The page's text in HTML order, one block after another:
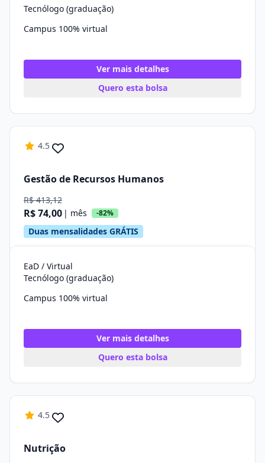
Tecnólogo (graduação)
Campus 100% virtual
Ver mais detalhes
Quero esta bolsa
4.5
Gestão de Recursos Humanos
R$ 413,12
R$ 74,00 | mês -82%
Duas mensalidades GRÁTIS
EaD / Virtual
Tecnólogo (graduação)
Campus 100% virtual
Ver mais detalhes
Quero esta bolsa
4.5
Nutrição